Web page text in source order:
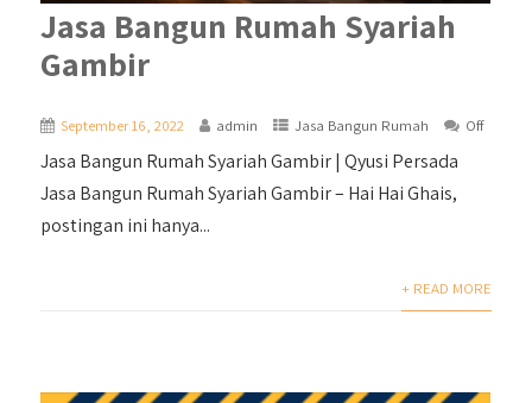
Jasa Bangun Rumah Syariah
Gambir
September 16, 2022 admin Jasa Bangun Rumah Off
Jasa Bangun Rumah Syariah Gambir | Qyusi Persada
Jasa Bangun Rumah Syariah Gambir – Hai Hai Ghais,
postingan ini hanya...
+ READ MORE